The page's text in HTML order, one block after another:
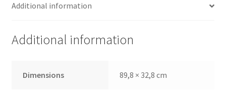
Additional information
Additional information
Dimensions 89,8 × 32,8 cm